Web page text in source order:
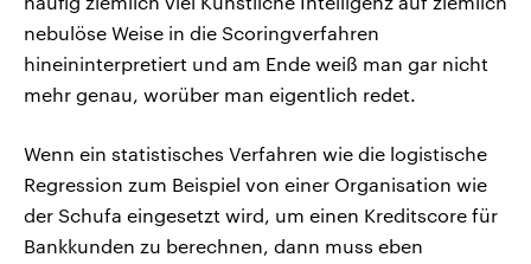
nebulöse Weise in die Scoringverfahren
hineininterpretiert und am Ende weiß man gar nicht
mehr genau, worüber man eigentlich redet.
Wenn ein statistisches Verfahren wie die logistische
Regression zum Beispiel von einer Organisation wie
der Schufa eingesetzt wird, um einen Kreditscore für
Bankkunden zu berechnen, dann muss eben